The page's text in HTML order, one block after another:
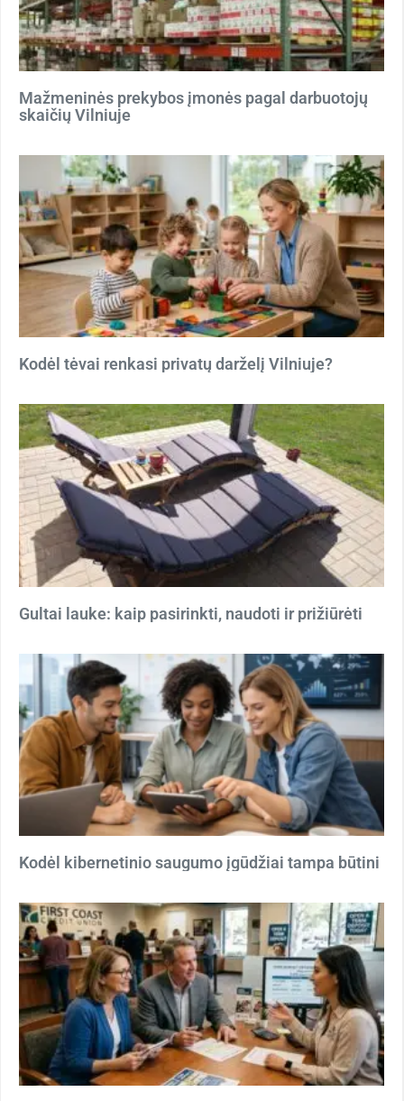
Mažmeninės prekybos įmonės pagal darbuotojų
skaičių Vilniuje
Kodėl tėvai renkasi privatų darželį Vilniuje?
Gultai lauke: kaip pasirinkti, naudoti ir prižiūrėti
Kodėl kibernetinio saugumo įgūdžiai tampa būtini